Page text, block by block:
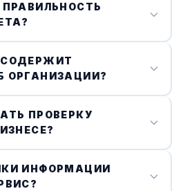
реквизитов помогает
счет и другие реквизиты.
ОРГАНИЗАЦИИ?
деятельности, статус в
ПРОВЕРКУ
и проведением платежей.
ИНФОРМАЦИИ